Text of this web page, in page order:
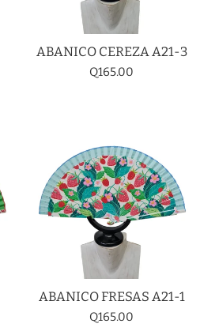
ABANICO CEREZA A21-3
Precio
Q165.00
ABANICO FRESAS A21-1
Precio
Q165.00